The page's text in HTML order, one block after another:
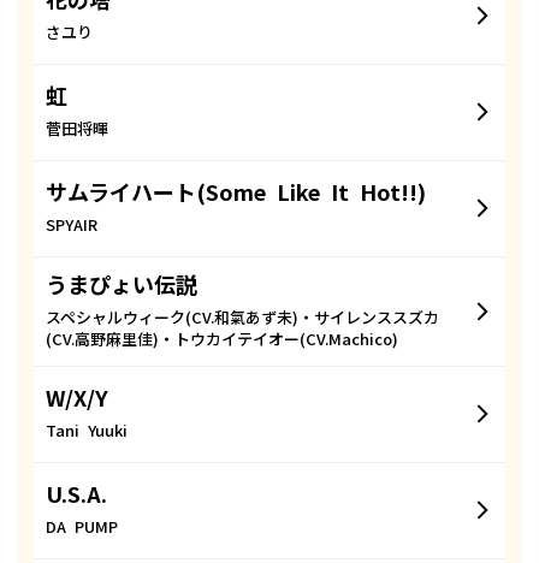
さユり
虹
菅田将暉
サムライハート(Some Like It Hot!!)
SPYAIR
うまぴょい伝説
スペシャルウィーク(CV.和氣あず未)・サイレンススズカ
(CV.高野麻里佳)・トウカイテイオー(CV.Machico)
W/X/Y
Tani Yuuki
U.S.A.
DA PUMP